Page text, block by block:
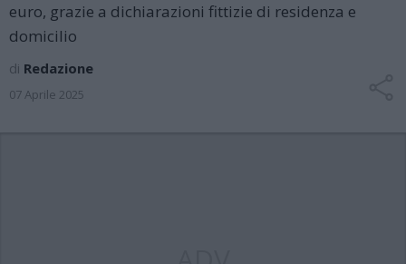
euro, grazie a dichiarazioni fittizie di residenza e
domicilio
di Redazione
07 Aprile 2025